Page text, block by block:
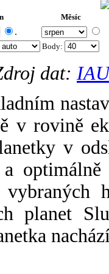
Měsíc
.
Body:
dat:
v rovině
v
planet